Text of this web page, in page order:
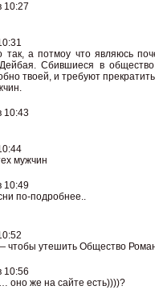
10:27
так, а потмоу что являюсь
Сбившиеся в
твоей, и требуют
10:43
мужчин
10:49
по-подробнее..
чтобы утешить Общество
10:56
оно же на сайте есть))))?